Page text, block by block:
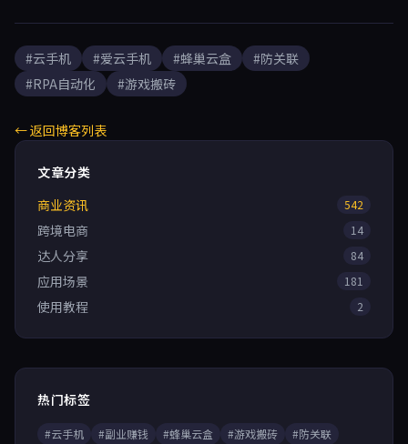
#云手机 #爱云手机 #蜂巢云盒
#防关联
#RPA自动化
#游戏搬砖
← 返回博客列表
文章分类
商业资讯
542
跨境电商 14
达人分享 84
应用场景 181
使用教程 2
热门标签
#云手机 #副业赚钱 #蜂巢云盒 #游戏搬砖
#防关联